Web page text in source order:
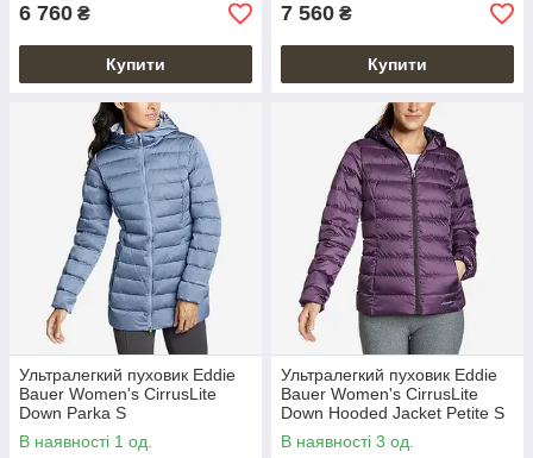
6 760 ₴
Купити
7 560 ₴
Купити
Ультралегкий пуховик Eddie
Bauer Women's CirrusLite
Down Parka S
В наявності 1 од.
Ультралегкий пуховик Eddie
Bauer Women's CirrusLite
Down Hooded Jacket Petite S
В наявності 3 од.